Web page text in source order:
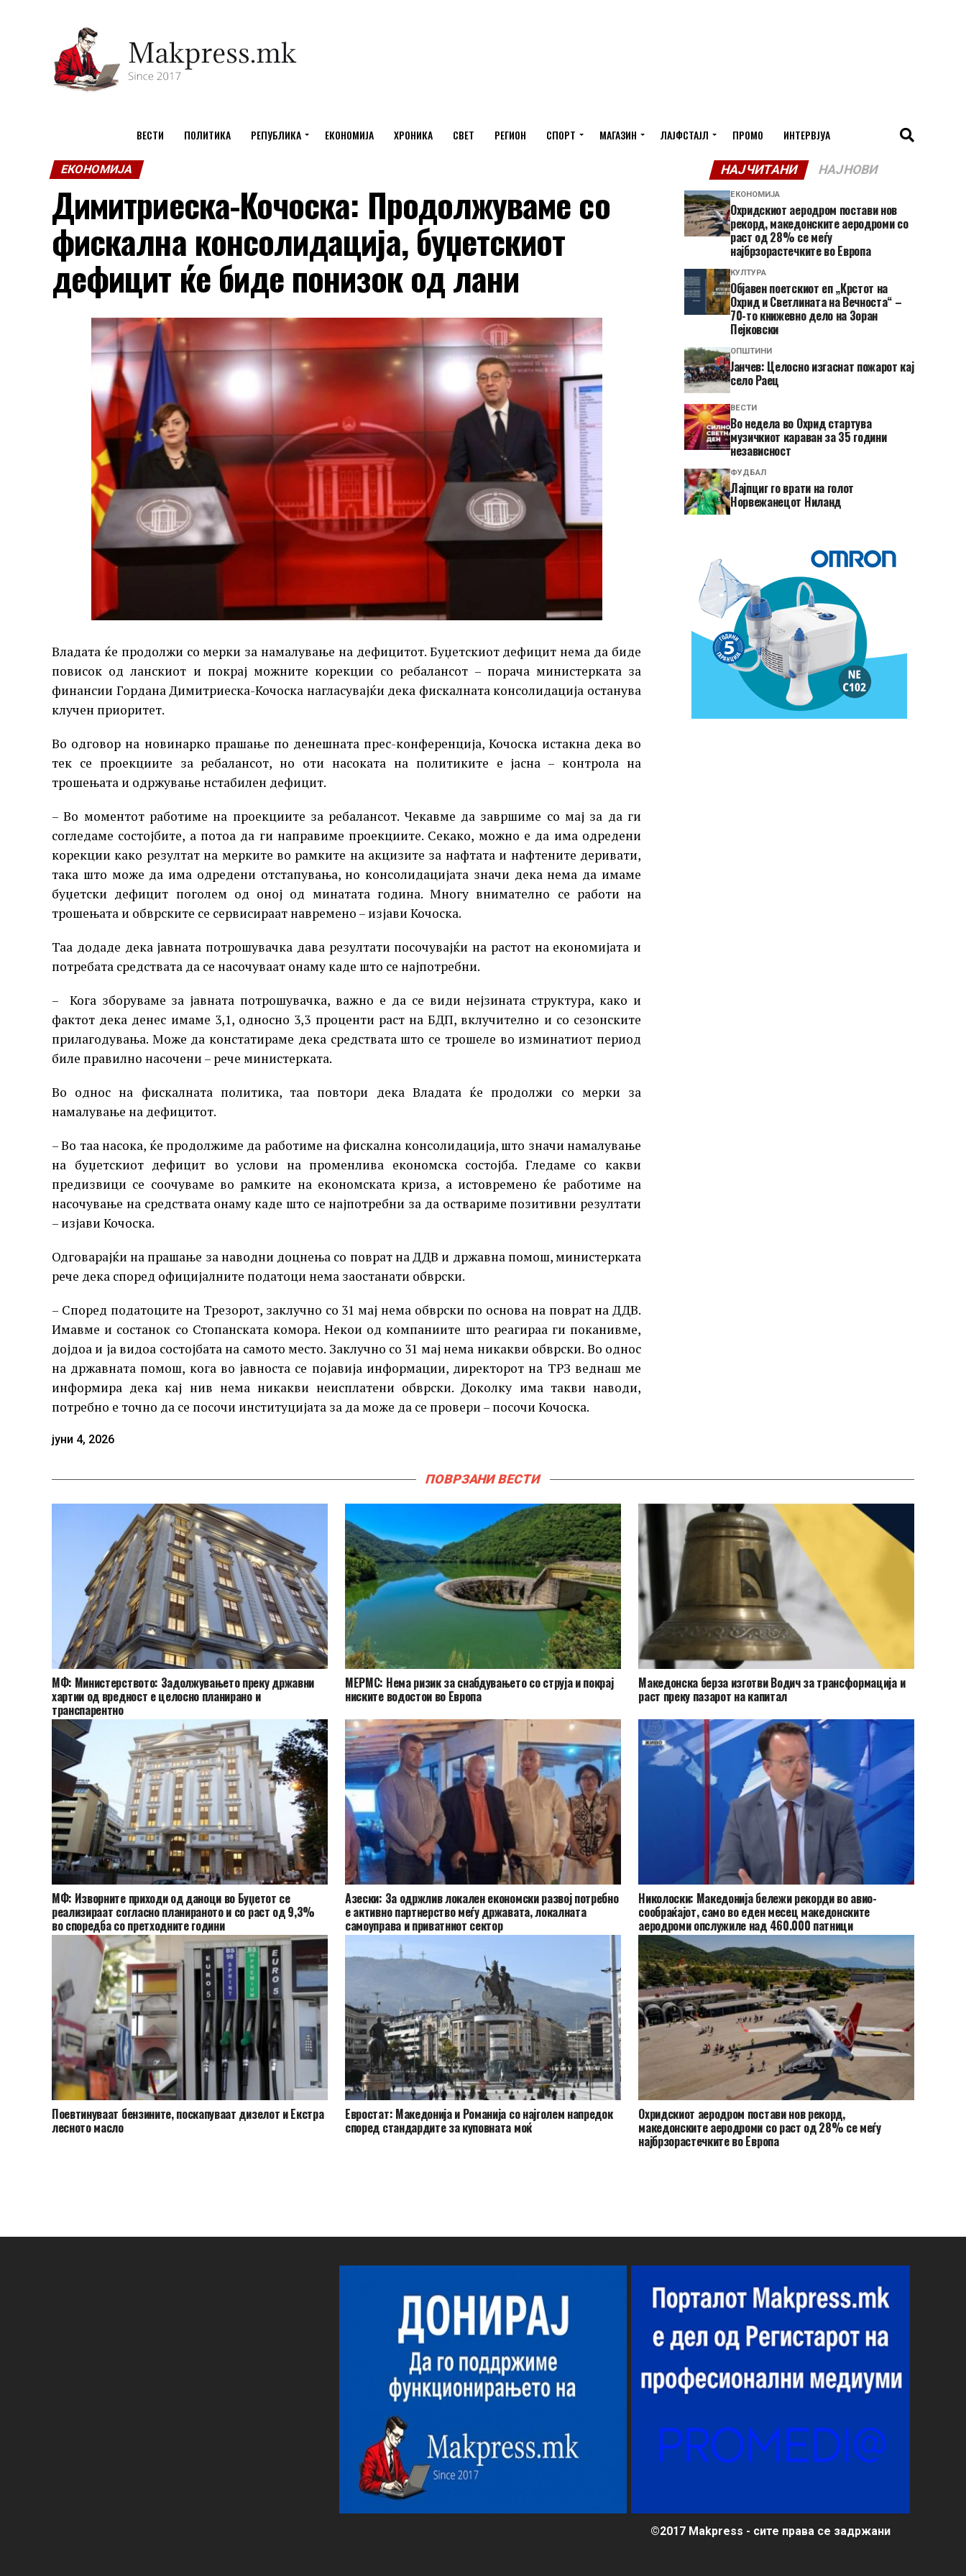
ВЕСТИ ПОЛИТИКА РЕПУБЛИКА ЕКОНОМИЈА ХРОНИКА СВЕТ РЕГИОН СПОРТ МАГАЗИН ЛАЈФСТАЈЛ ПРОМО ИНТЕРВЈУА
ЕКОНОМИЈА
Димитриеска-Кочоска: Продолжуваме со
фискална консолидација, буџетскиот
дефицит ќе биде понизок од лани
Владата ќе продолжи со мерки за намалување на дефицитот. Буџетскиот дефицит нема да биде
повисок од ланскиот и покрај можните корекции со ребалансот – порача министерката за
финансии Гордана Димитриеска-Кочоска нагласувајќи дека фискалната консолидација останува
клучен приоритет.
Во одговор на новинарко прашање по денешната прес-конференција, Кочоска истакна дека во
тек се проекциите за ребалансот, но оти насоката на политиките е јасна – контрола на
трошењата и одржување нстабилен дефицит.
– Во моментот работиме на проекциите за ребалансот. Чекавме да завршиме со мај за да ги
согледаме состојбите, а потоа да ги направиме проекциите. Секако, можно е да има одредени
корекции како резултат на мерките во рамките на акцизите за нафтата и нафтените деривати,
така што може да има одредени отстапувања, но консолидацијата значи дека нема да имаме
буџетски дефицит поголем од оној од минатата година. Многу внимателно се работи на
трошењата и обврските се сервисираат навремено – изјави Кочоска.
Таа додаде дека јавната потрошувачка дава резултати посочувајќи на растот на економијата и
потребата средствата да се насочуваат онаму каде што се најпотребни.
– Кога зборуваме за јавната потрошувачка, важно е да се види нејзината структура, како и
фактот дека денес имаме 3,1, односно 3,3 проценти раст на БДП, вклучително и со сезонските
прилагодувања. Може да констатираме дека средствата што се трошеле во изминатиот период
биле правилно насочени – рече министерката.
Во однос на фискалната политика, таа повтори дека Владата ќе продолжи со мерки за
намалување на дефицитот.
– Во таа насока, ќе продолжиме да работиме на фискална консолидација, што значи намалување
на буџетскиот дефицит во услови на променлива економска состојба. Гледаме со какви
предизвици се соочуваме во рамките на економската криза, а истовремено ќе работиме на
насочување на средствата онаму каде што се најпотребни за да оствариме позитивни резултати
– изјави Кочоска.
Одговарајќи на прашање за наводни доцнења со поврат на ДДВ и државна помош, министерката
рече дека според официјалните податоци нема заостанати обврски.
– Според податоците на Трезорот, заклучно со 31 мај нема обврски по основа на поврат на ДДВ.
Имавме и состанок со Стопанската комора. Некои од компаниите што реагираа ги поканивме,
дојдоа и ја видоа состојбата на самото место. Заклучно со 31 мај нема никакви обврски. Во однос
на државната помош, кога во јавноста се појавија информации, директорот на ТРЗ веднаш ме
информира дека кај нив нема никакви неисплатени обврски. Доколку има такви наводи,
потребно е точно да се посочи институцијата за да може да се провери – посочи Кочоска.
јуни 4, 2026
НАЈЧИТАНИ НАЈНОВИ
ЕКОНОМИЈА
Охридскиот аеродром постави нов
рекорд, македонските аеродроми со
раст од 28% се меѓу
најбрзорастечките во Европа
КУЛТУРА
Објавен поетскиот еп „Крстот на
Охрид и Светлината на Вечноста“ –
70-то книжевно дело на Зоран
Пејковски
ОПШТИНИ
Јанчев: Целосно изгаснат пожарот кај
село Раец
ВЕСТИ
Во недела во Охрид стартува
музичкиот караван за 35 години
независност
ФУДБАЛ
Лајпциг го врати на голот
Норвежанецот Ниланд
ПОВРЗАНИ ВЕСТИ
МФ: Министерството: Задолжувањето преку државни
хартии од вредност е целосно планирано и
транспарентно
МЕРМС: Нема ризик за снабдувањето со струја и покрај
ниските водостои во Европа
Македонска берза изготви Водич за трансформација и
раст преку пазарот на капитал
МФ: Изворните приходи од даноци во Буџетот се
реализираат согласно планираното и со раст од 9,3%
во споредба со претходните години
Азески: За одржлив локален економски развој потребно
е активно партнерство меѓу државата, локалната
самоуправа и приватниот сектор
Николоски: Македонија бележи рекорди во авио-
сообраќајот, само во еден месец македонските
аеродроми опслужиле над 460.000 патници
Поевтинуваат бензините, поскапуваат дизелот и Екстра
лесното масло
Евростат: Македонија и Романија со најголем напредок
според стандардите за куповната моќ
Охридскиот аеродром постави нов рекорд,
македонските аеродроми со раст од 28% се меѓу
најбрзорастечките во Европа
©2017 Makpress - сите права се задржани